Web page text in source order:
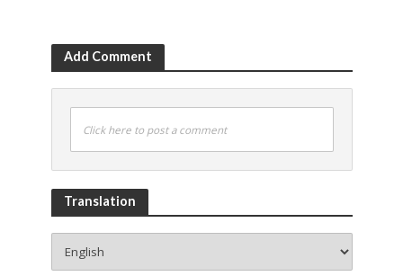
Add Comment
Click here to post a comment
Translation